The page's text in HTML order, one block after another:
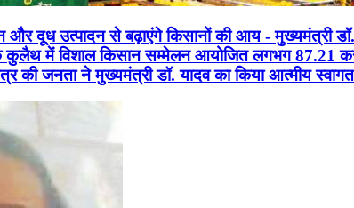
और दूध उत्पादन से बढ़ाएंगे किसानों की आय - मुख्यमंत्री
कुलैथ में विशाल किसान सम्मेलन आयोजित लगभग 87.21
की जनता ने मुख्यमंत्री डॉ. यादव का किया आत्मीय स्वागत